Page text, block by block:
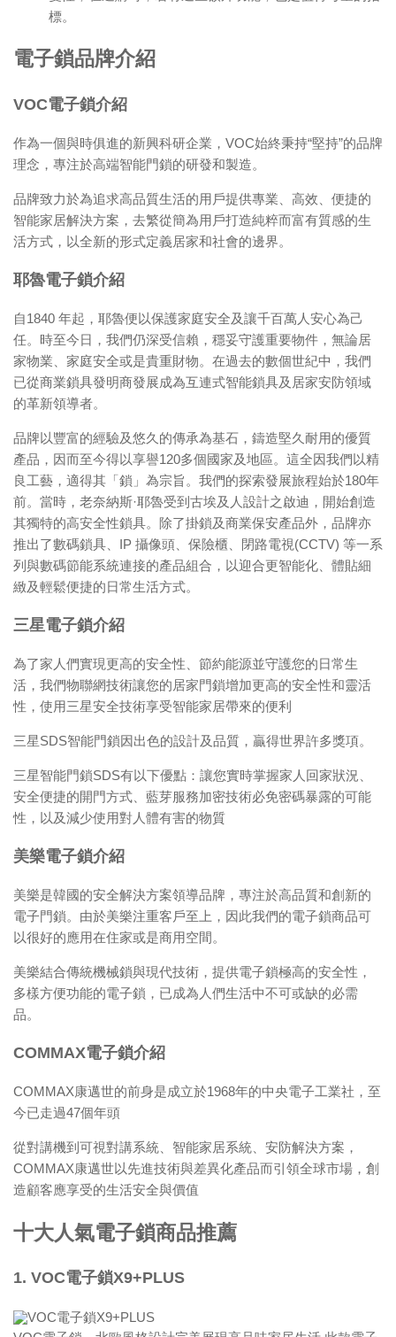
標。
電子鎖品牌介紹
VOC電子鎖介紹
作為一個與時俱進的新興科研企業，VOC始終秉持“堅持”的品牌
理念，專注於高端智能門鎖的研發和製造。
品牌致力於為追求高品質生活的用戶提供專業、高效、便捷的
智能家居解決方案，去繁從簡為用戶打造純粹而富有質感的生
活方式，以全新的形式定義居家和社會的邊界。
耶魯電子鎖介紹
自1840 年起，耶魯便以保護家庭安全及讓千百萬人安心為己
任。時至今日，我們仍深受信賴，穩妥守護重要物件，無論居
家物業、家庭安全或是貴重財物。在過去的數個世紀中，我們
已從商業鎖具發明商發展成為互連式智能鎖具及居家安防領域
的革新領導者。
品牌以豐富的經驗及悠久的傳承為基石，鑄造堅久耐用的優質
產品，因而至今得以享譽120多個國家及地區。這全因我們以精
良工藝，適得其「鎖」為宗旨。我們的探索發展旅程始於180年
前。當時，老奈納斯·耶魯受到古埃及人設計之啟迪，開始創造
其獨特的高安全性鎖具。除了掛鎖及商業保安產品外，品牌亦
推出了數碼鎖具、IP 攝像頭、保險櫃、閉路電視(CCTV) 等一系
列與數碼節能系統連接的產品組合，以迎合更智能化、體貼細
緻及輕鬆便捷的日常生活方式。
三星電子鎖介紹
為了家人們實現更高的安全性、節約能源並守護您的日常生
活，我們物聯網技術讓您的居家門鎖增加更高的安全性和靈活
性，使用三星安全技術享受智能家居帶來的便利
三星SDS智能門鎖因出色的設計及品質，贏得世界許多獎項。
三星智能門鎖SDS有以下優點：讓您實時掌握家人回家狀況、
安全便捷的開門方式、藍芽服務加密技術必免密碼暴露的可能
性，以及減少使用對人體有害的物質
美樂電子鎖介紹
美樂是韓國的安全解決方案領導品牌，專注於高品質和創新的
電子門鎖。由於美樂注重客戶至上，因此我們的電子鎖商品可
以很好的應用在住家或是商用空間。
美樂結合傳統機械鎖與現代技術，提供電子鎖極高的安全性，
多樣方便功能的電子鎖，已成為人們生活中不可或缺的必需
品。
COMMAX電子鎖介紹
COMMAX康邁世的前身是成立於1968年的中央電子工業社，至
今已走過47個年頭
從對講機到可視對講系統、智能家居系統、安防解決方案，
COMMAX康邁世以先進技術與差異化產品而引領全球市場，創
造顧客應享受的生活安全與價值
十大人氣電子鎖商品推薦
1. VOC電子鎖X9+PLUS